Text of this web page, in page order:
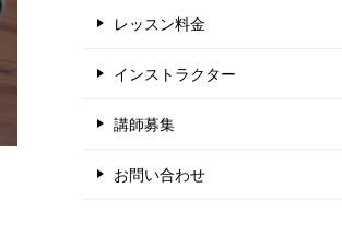
レッスン料金
インストラクター
講師募集
お問い合わせ